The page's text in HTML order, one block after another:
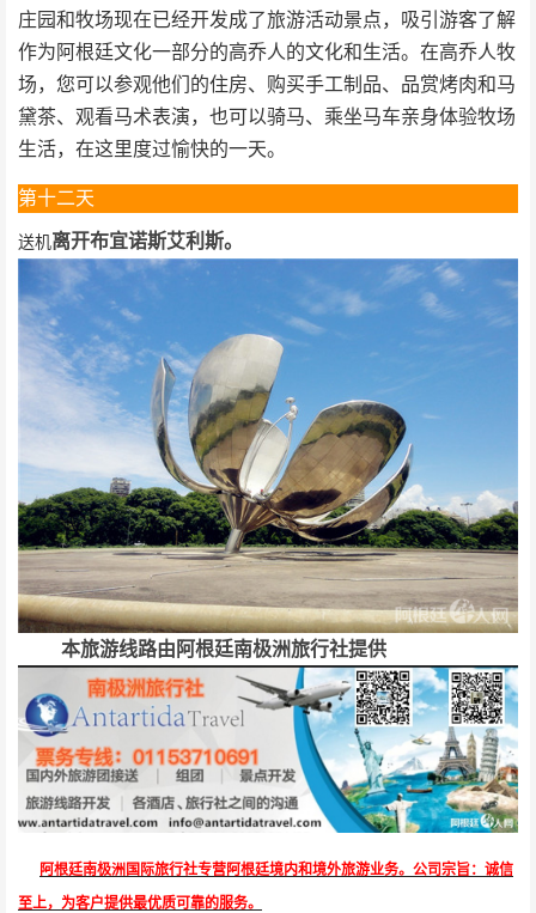
庄园和牧场现在已经开发成了旅游活动景点，吸引游客了解
作为阿根廷文化一部分的高乔人的文化和生活。在高乔人牧
场，您可以参观他们的住房、购买手工制品、品赏烤肉和马
黛茶、观看马术表演，也可以骑马、乘坐马车亲身体验牧场
生活，在这里度过愉快的一天。
第十二天
送机离开布宜诺斯艾利 斯。
本旅游线路由阿根廷南极洲旅行社提供
阿根廷南极洲国际旅行社专营阿根廷境内和境外旅游业务。公司宗旨：诚信
至上，为客户提供最优质可靠的服务。